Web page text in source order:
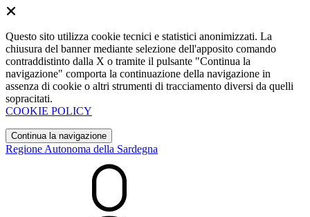
Questo sito utilizza cookie tecnici e statistici anonimizzati. La
chiusura del banner mediante selezione dell'apposito comando
contraddistinto dalla X o tramite il pulsante "Continua la
navigazione" comporta la continuazione della navigazione in
assenza di cookie o altri strumenti di tracciamento diversi da quelli
sopracitati.
COOKIE POLICY
Continua la navigazione
Regione Autonoma della Sardegna